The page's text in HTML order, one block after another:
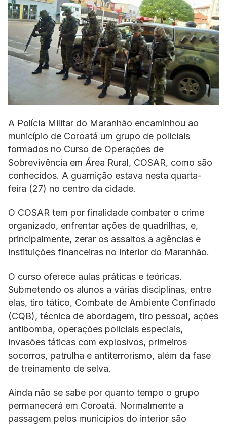
A Polícia Militar do Maranhão encaminhou ao
município de Coroatá um grupo de policiais
formados no Curso de Operações de
Sobrevivência em Área Rural, COSAR, como são
conhecidos. A guarnição estava nesta quarta-
feira (27) no centro da cidade.
O COSAR tem por finalidade combater o crime
organizado, enfrentar ações de quadrilhas, e,
principalmente, zerar os assaltos a agências e
instituições financeiras no interior do Maranhão.
O curso oferece aulas práticas e teóricas.
Submetendo os alunos a várias disciplinas, entre
elas, tiro tático, Combate de Ambiente Confinado
(CQB), técnica de abordagem, tiro pessoal, ações
antibomba, operações policiais especiais,
invasões táticas com explosivos, primeiros
socorros, patrulha e antiterrorismo, além da fase
de treinamento de selva.
Ainda não se sabe por quanto tempo o grupo
permanecerá em Coroatá. Normalmente a
passagem pelos municípios do interior são